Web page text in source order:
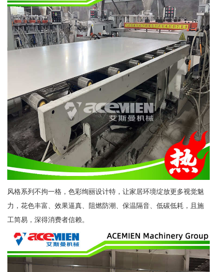
风格系列不拘一格，色彩绚丽设计特，让家居环境绽放更多视觉魅
力，花色丰富、效果逼真、阻燃防潮、保温隔音、低碳低耗，且施
工简易，深得消费者信赖。